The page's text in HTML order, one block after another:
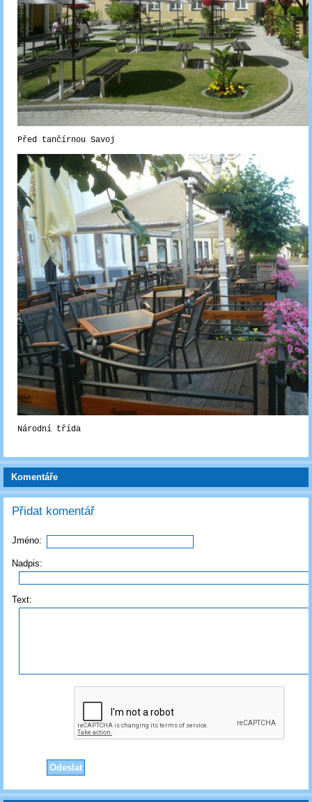
Před tančírnou Savoj
Národní třída
Komentáře
Přidat komentář
Jméno:
Nadpis:
Text: